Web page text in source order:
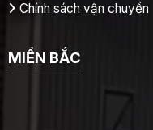
Chính sách vận chuyển
MIỀN BẮC